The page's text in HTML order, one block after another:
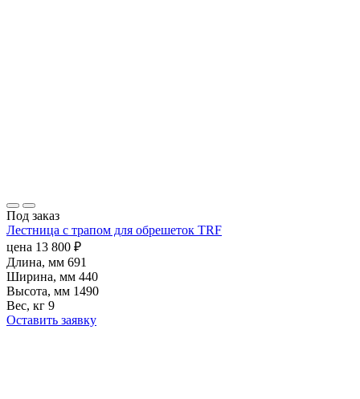
Под заказ
Лестница с трапом для обрешеток TRF
цена 13 800 ₽
Длина, мм 691
Ширина, мм 440
Высота, мм 1490
Вес, кг 9
Оставить заявку